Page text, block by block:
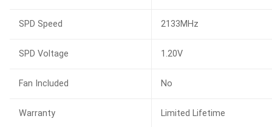
SPD Speed 2133MHz
SPD Voltage 1.20V
Fan Included No
Warranty Limited Lifetime